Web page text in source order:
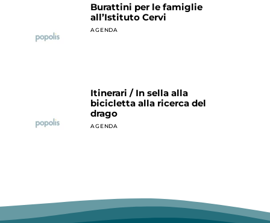
Burattini per le famiglie
all’Istituto Cervi
AGENDA
Itinerari / In sella alla
bicicletta alla ricerca del
drago
AGENDA